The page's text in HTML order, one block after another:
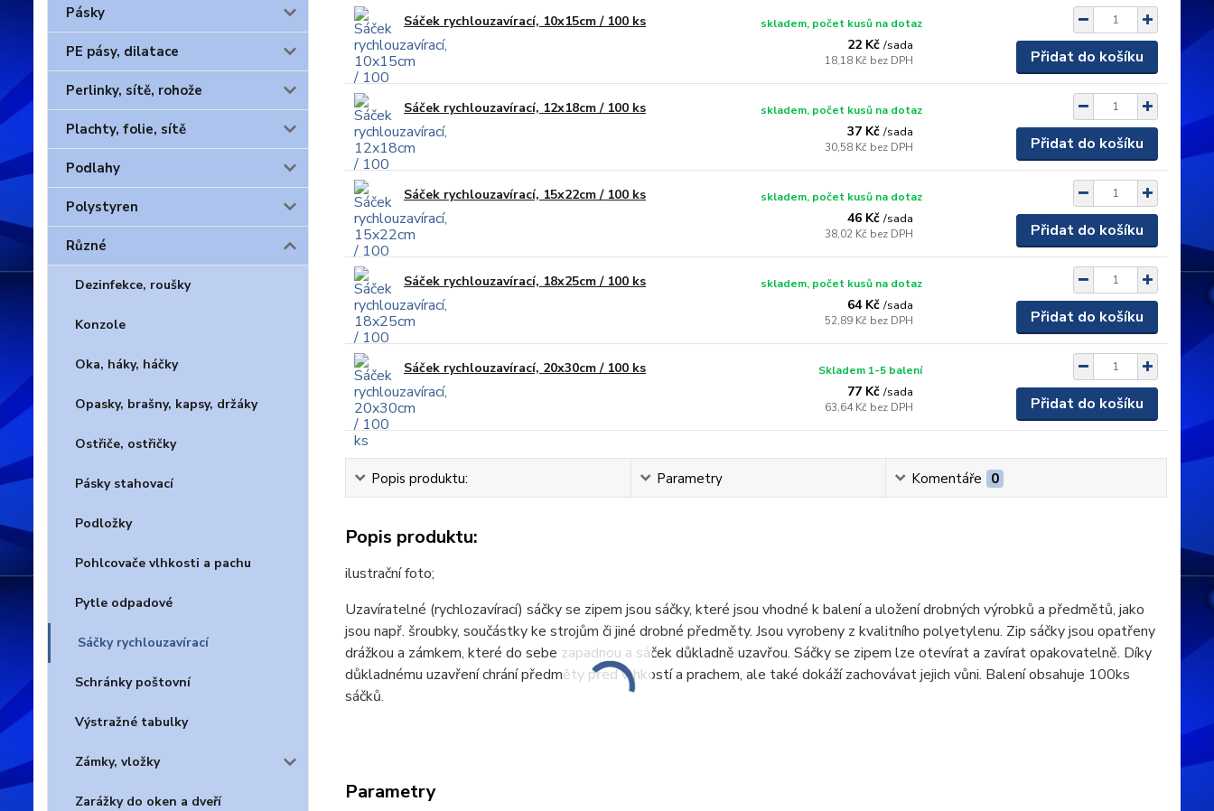
Pásky
PE pásy, dilatace
Perlinky, sítě, rohože
Plachty, folie, sítě
Podlahy
Polystyren
Různé
Dezinfekce, roušky
Konzole
Oka, háky, háčky
Opasky, brašny, kapsy, držáky
Ostřiče, ostřičky
Pásky stahovací
Podložky
Pohlcovače vlhkosti a pachu
Pytle odpadové
Sáčky rychlouzavírací
Schránky poštovní
Výstražné tabulky
Zámky, vložky
Zarážky do oken a dveří
Sáček rychlouzavírací, 10x15cm / 100 ks
22 Kč /sada
18,18 Kč bez DPH
skladem, počet kusů na dotaz
Přidat do košíku
Sáček rychlouzavírací, 12x18cm / 100 ks
37 Kč /sada
30,58 Kč bez DPH
skladem, počet kusů na dotaz
Přidat do košíku
Sáček rychlouzavírací, 15x22cm / 100 ks
46 Kč /sada
38,02 Kč bez DPH
skladem, počet kusů na dotaz
Přidat do košíku
Sáček rychlouzavírací, 18x25cm / 100 ks
64 Kč /sada
52,89 Kč bez DPH
skladem, počet kusů na dotaz
Přidat do košíku
Sáček rychlouzavírací, 20x30cm / 100 ks
77 Kč /sada
63,64 Kč bez DPH
Skladem 1-5 balení
Přidat do košíku
Popis produktu: Parametry Komentáře 0
Popis produktu:
ilustrační foto;
Uzavíratelné (rychlozavírací) sáčky se zipem jsou sáčky, které jsou vhodné k balení a uložení drobných výrobků a předmětů, jako
jsou např. šroubky, součástky ke strojům či jiné drobné předměty. Jsou vyrobeny z kvalitního polyetylenu. Zip sáčky jsou opatřeny
drážkou a zámkem, které do sebe zapadnou a sáček důkladně uzavřou. Sáčky se zipem lze otevírat a zavírat opakovatelně. Díky
důkladnému uzavření chrání předměty před vlhkostí a prachem, ale také dokáží zachovávat jejich vůni. Balení obsahuje 100ks
sáčků.
Parametry